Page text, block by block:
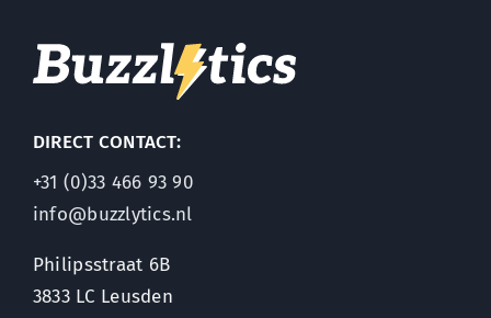
DIRECT CONTACT:
+31 (0)33 466 93 90
info@buzzlytics.nl
Philipsstraat 6B
3833 LC Leusden